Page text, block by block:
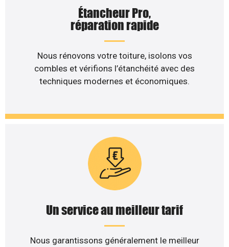
Étancheur Pro,
réparation rapide
Nous rénovons votre toiture, isolons vos
combles et vérifions l’étanchéité avec des
techniques modernes et économiques.
Un service au meilleur tarif
Nous garantissons généralement le meilleur